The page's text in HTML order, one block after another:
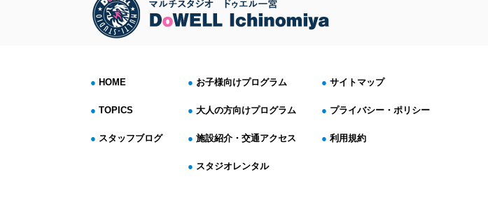
HOME
TOPICS
スタッフブログ
お子様向けプログラム
大人の方向けプログラム
施設紹介・交通アクセス
スタジオレンタル
サイトマップ
プライバシー・ポリシー
利用規約